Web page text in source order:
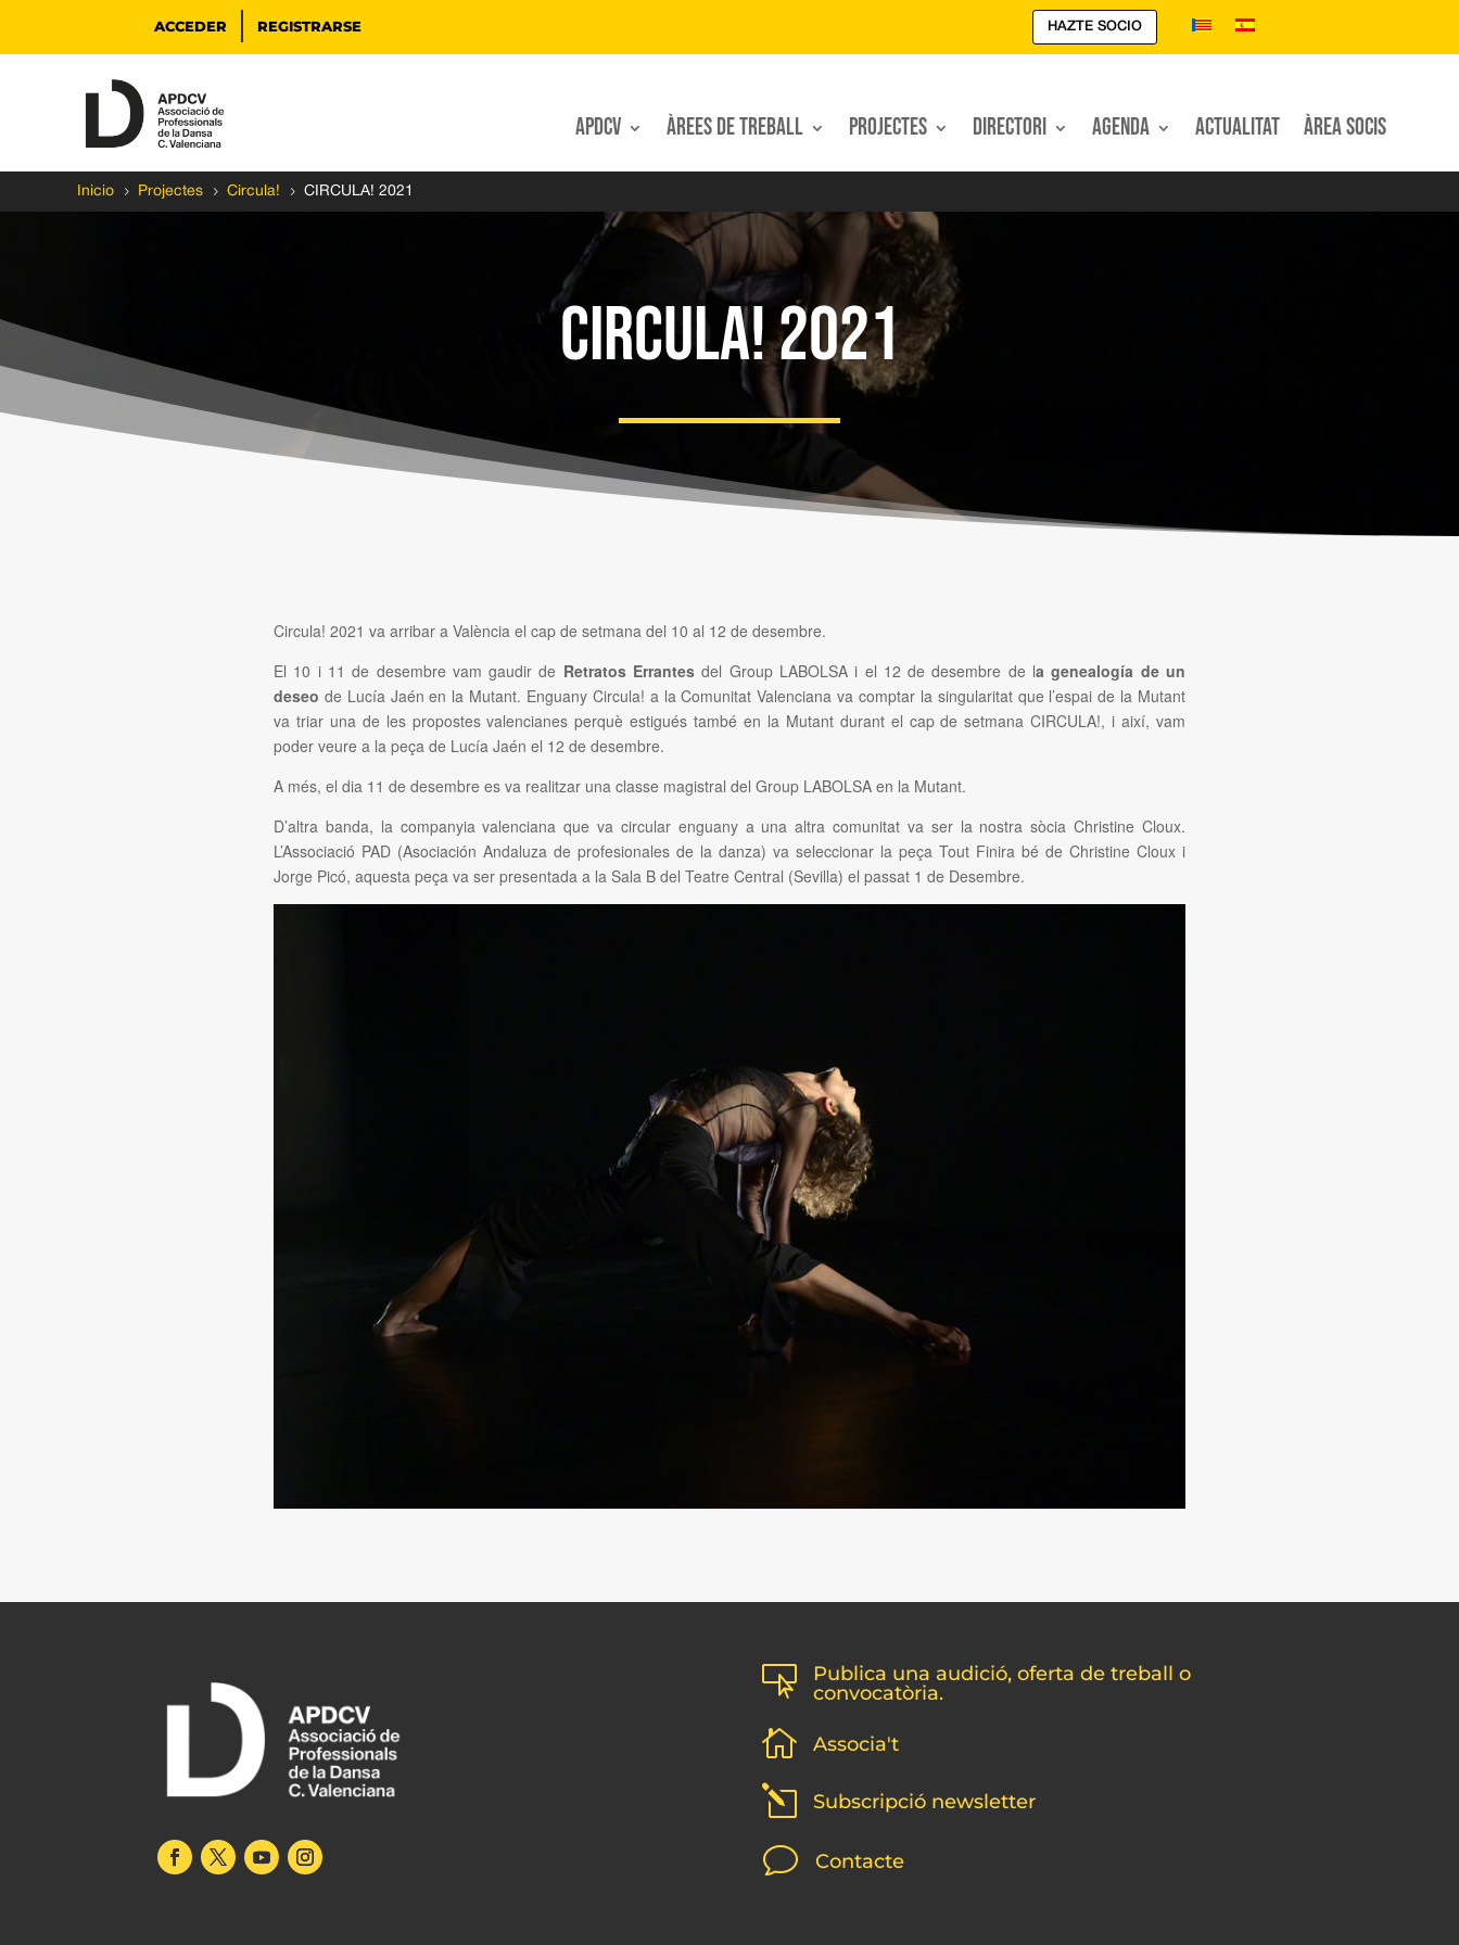
ACCEDER REGISTRARSE HAZTE SOCIO
APDCV Àrees de treball Projectes Directori Agenda Actualitat Àrea Socis
Inicio 5 Projectes 5 Circula! 5 CIRCULA! 2021
CIRCULA! 2021
Circula! 2021 va arribar a València el cap de setmana del 10 al 12 de desembre.
El 10 i 11 de desembre vam gaudir de Retratos Errantes del Group LABOLSA i el 12 de desembre de la genealogía de un
deseo de Lucía Jaén en la Mutant. Enguany Circula! a la Comunitat Valenciana va comptar la singularitat que l’espai de la Mutant
va triar una de les propostes valencianes perquè estigués també en la Mutant durant el cap de setmana CIRCULA!, i així, vam
poder veure a la peça de Lucía Jaén el 12 de desembre.
A més, el dia 11 de desembre es va realitzar una classe magistral del Group LABOLSA en la Mutant.
D’altra banda, la companyia valenciana que va circular enguany a una altra comunitat va ser la nostra sòcia Christine Cloux.
L’Associació PAD (Asociación Andaluza de profesionales de la danza) va seleccionar la peça Tout Finira bé de Christine Cloux i
Jorge Picó, aquesta peça va ser presentada a la Sala B del Teatre Central (Sevilla) el passat 1 de Desembre.

Publica una audició, oferta de treball o
convocatòria.
 Associa't
l Subscripció newsletter
v Contacte